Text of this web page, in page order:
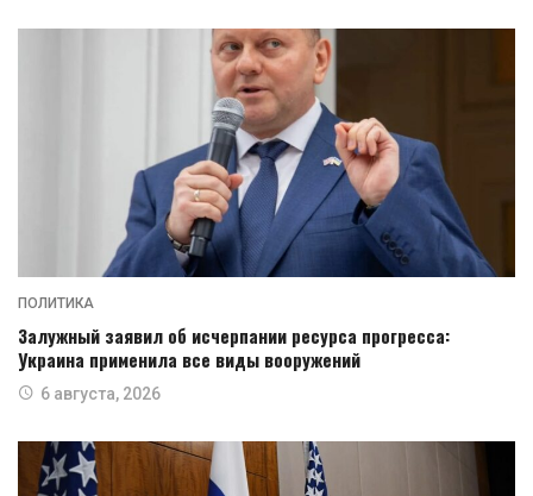
ПОЛИТИКА
Залужный заявил об исчерпании ресурса прогресса:
Украина применила все виды вооружений
6 августа, 2026